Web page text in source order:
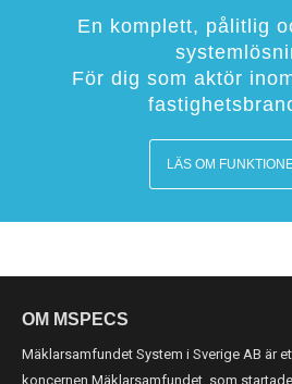
En komplett, pålitlig
För dig som aktör
LÄS OM
OM MSPECS
Mäklarsamfundet System i Sverige AB är
koncernen Mäklarsamfundet, som